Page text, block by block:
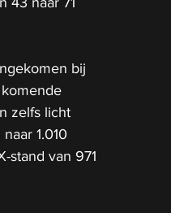
bij
zelfs licht
1.010
stand van 971